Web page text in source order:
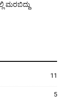
ಮರಬಿದ್ದು
11
5